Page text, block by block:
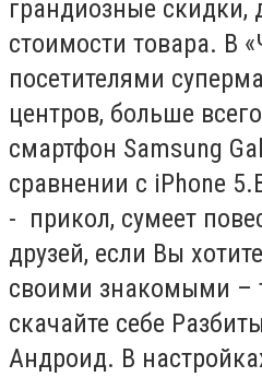
грандиозные скидки,
стоимости товара. В
посетителями
центров, больше
смартфон Samsung
сравнении с iPhone
- прикол, сумеет
друзей, если Вы
своими знакомыми –
скачайте себе
Андроид. В